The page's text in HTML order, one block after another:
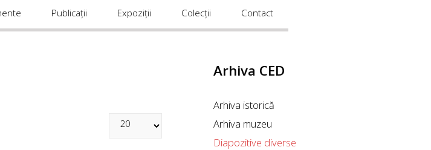
Publicaţii Expoziții Colecții Contact
Arhiva CED
Arhiva istorică
Arhiva muzeu
Diapozitive diverse